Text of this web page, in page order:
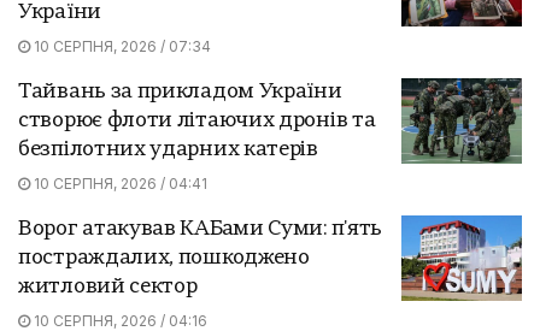
України
10 СЕРПНЯ, 2026 / 07:34
Тайвань за прикладом України
створює флоти літаючих дронів та
безпілотних ударних катерів
10 СЕРПНЯ, 2026 / 04:41
Ворог атакував КАБами Суми: п'ять
постраждалих, пошкоджено
житловий сектор
10 СЕРПНЯ, 2026 / 04:16